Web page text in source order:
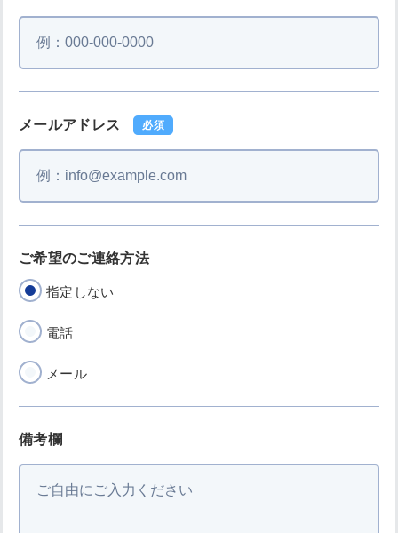
メールアドレス 必須
ご希望のご連絡方法
指定しない
電話
メール
備考欄